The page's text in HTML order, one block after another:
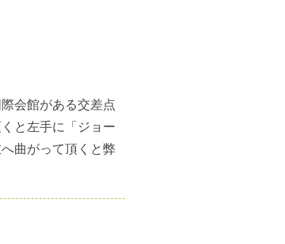
会館がある交差点
と左手に「ジョー
曲がって頂くと弊